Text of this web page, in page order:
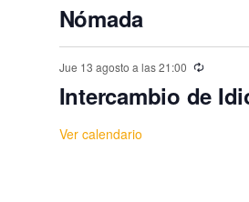
Nómada
Jue 13 agosto a las 21:00
Intercambio de
Ver calendario